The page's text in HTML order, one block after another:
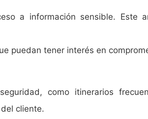
a información sensible. Este
puedan tener interés en
como itinerarios
cliente.